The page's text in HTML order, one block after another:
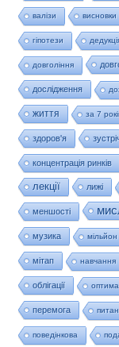
валізи висновки
гіпотези
довгоління
дослідження
життя за 7
здоров'я
концентрація ринків
лекції лижі
меншості
музика мільйон
мітап навчання
облігації
перемога
поведінкова